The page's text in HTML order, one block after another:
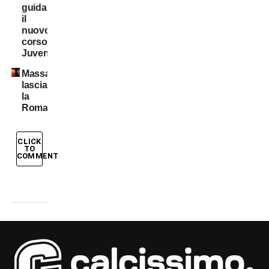
guida
il
nuovo
corso
Juventus
Massara
lascia
la
Roma
CLICK
TO
COMMENT